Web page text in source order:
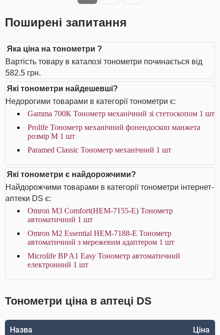
Поширені запитання
Яка ціна на тонометри ?
Вартість товару в каталозі тонометри починається від
582.5 грн.
Які тонометри найдешевші?
Недорогими товарами в категорії тонометри є:
Gamma 700К Тонометр механічний зі стетоскопом 1 шт
Prolife Тонометр механічний фонендоскоп манжета
розмір М 1 шт
Paramed Classic Тонометр механічний 1 шт
Які тонометри є найдорожчими?
Найдорожчими товарами в категорії тонометри інтернет-
аптеки DS є:
Omron M3 Comfort(HEM-7155-Е) Тонометр
автоматичний 1 шт
Omron M2 Essential HEM-7188-E Тонометр
автоматичний з мережевим адаптером 1 шт
Microlife BP A1 Easy Тонометр автоматичний
електронний 1 шт
Тонометри ціна в аптеці DS
Назва Ціна